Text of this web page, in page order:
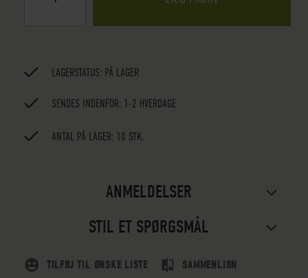
LAGERSTATUS: PÅ LAGER
SENDES INDENFOR: 1-2 HVERDAGE
ANTAL PÅ LAGER: 10 STK.
ANMELDELSER
STIL ET SPØRGSMÅL
TILFØJ TIL ØNSKE LISTE SAMMENLIGN